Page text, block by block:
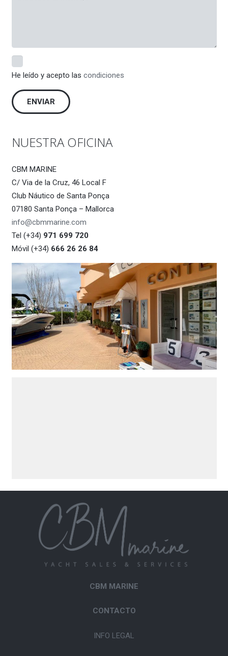
He leído y acepto las condiciones
NUESTRA OFICINA
CBM MARINE
C/ Via de la Cruz, 46 Local F
Club Náutico de Santa Ponça
07180 Santa Ponça – Mallorca
info@cbmmarine.com
Tel (+34) 971 699 720
Móvil (+34) 666 26 26 84
CBM MARINE
CONTACTO
INFO LEGAL